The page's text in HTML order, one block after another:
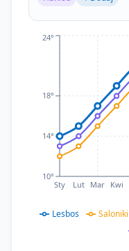
Sty Lut Mar Kwi
10°
14°
18°
24°
Lesbos Saloniki